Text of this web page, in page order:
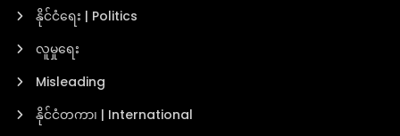
နိုင်ငံရေး | Politics
လူမှုရေး
Misleading
နိုင်ငံတကာ၊ | International